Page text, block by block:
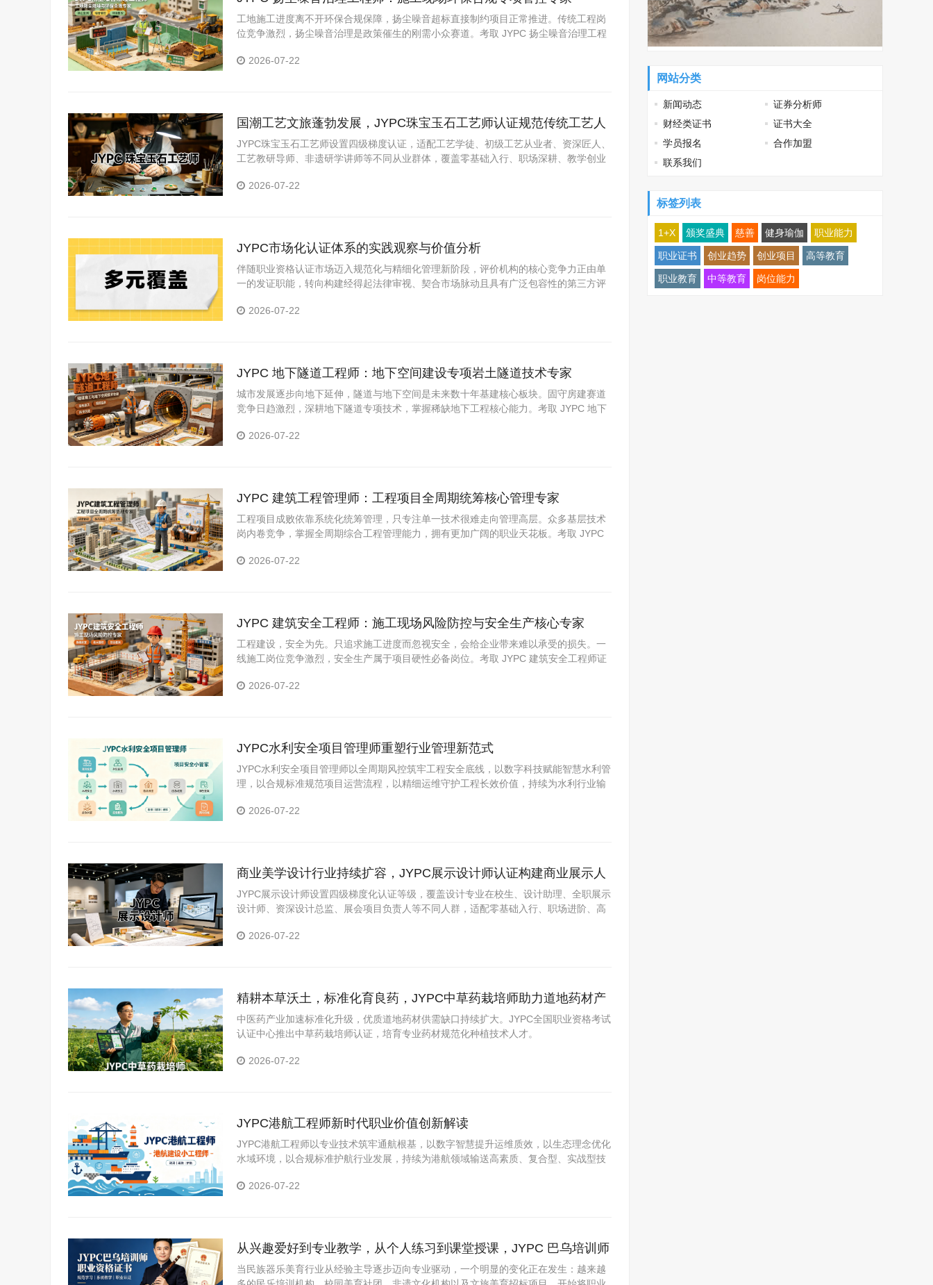
工地施工进度离不开环保合规保障，扬尘噪音超标直接制约项目正常推进。传统工程岗
位竞争激烈，扬尘噪音治理是政策催生的刚需小众赛道。考取 JYPC 扬尘噪音治理工程
拥有稳定的工程环保职业。
2026-07-22
国潮工艺文旅蓬勃发展，JYPC珠宝玉石工艺师认证规范传统工艺人
才职业评价标准
JYPC珠宝玉石工艺师设置四级梯度认证，适配工艺学徒、初级工艺从业者、资深匠人、
工艺教研导师、非遗研学讲师等不同从业群体，覆盖零基础入行、职场深耕、教学创业
2026-07-22
JYPC市场化认证体系的实践观察与价值分析
伴随职业资格认证市场迈入规范化与精细化管理新阶段，评价机构的核心竞争力正由单
一的发证职能，转向构建经得起法律审视、契合市场脉动且具有广泛包容性的第三方评
淀，在持续维护专业标准与恪守服务质量的过程中，确
2026-07-22
JYPC 地下隧道工程师：地下空间建设专项岩土隧道技术专家
城市发展逐步向地下延伸，隧道与地下空间是未来数十年基建核心板块。固守房建赛道
竞争日趋激烈，深耕地下隧道专项技术，掌握稀缺地下工程核心能力。考取 JYPC 地下
有高薪稳定的高端工程技术职业。
2026-07-22
JYPC 建筑工程管理师：工程项目全周期统筹核心管理专家
工程项目成败依靠系统化统筹管理，只专注单一技术很难走向管理高层。众多基层技术
岗内卷竞争，掌握全周期综合工程管理能力，拥有更加广阔的职业天花板。考取 JYPC
目核心管理圈层。
2026-07-22
JYPC 建筑安全工程师：施工现场风险防控与安全生产核心专家
工程建设，安全为先。只追求施工进度而忽视安全，会给企业带来难以承受的损失。一
线施工岗位竞争激烈，安全生产属于项目硬性必备岗位。考取 JYPC 建筑安全工程师证
2026-07-22
JYPC水利安全项目管理师重塑行业管理新范式
JYPC水利安全项目管理师以全周期风控筑牢工程安全底线，以数字科技赋能智慧水利管
理，以合规标准规范项目运营流程，以精细运维守护工程长效价值，持续为水利行业输
效、长效运营，守护江河安澜，赋能民生发展与生态建设
2026-07-22
商业美学设计行业持续扩容，JYPC展示设计师认证构建商业展示人
才标准化评价体系
JYPC展示设计师设置四级梯度化认证等级，覆盖设计专业在校生、设计助理、全职展示
设计师、资深设计总监、展会项目负责人等不同人群，适配零基础入行、职场进阶、高
2026-07-22
精耕本草沃土，标准化育良药，JYPC中草药栽培师助力道地药材产
业振兴
中医药产业加速标准化升级，优质道地药材供需缺口持续扩大。JYPC全国职业资格考试
认证中心推出中草药栽培师认证，培育专业药材规范化种植技术人才。
2026-07-22
JYPC港航工程师新时代职业价值创新解读
JYPC港航工程师以专业技术筑牢通航根基，以数字智慧提升运维质效，以生态理念优化
水域环境，以合规标准护航行业发展，持续为港航领域输送高素质、复合型、实战型技
经济流通、水陆交通提质、流域生态保护保驾护航。
2026-07-22
从兴趣爱好到专业教学，从个人练习到课堂授课，JYPC 巴乌培训师
职业资格证书为你提供更规范的学习路径
当民族器乐美育行业从经验主导逐步迈向专业驱动，一个明显的变化正在发生：越来越
网站分类
新闻动态
证券分析师
财经类证书
证书大全
学员报名
合作加盟
联系我们
标签列表
1+X 颁奖盛典 慈善 健身瑜伽 职业能力
职业证书 创业趋势 创业项目 高等教育
职业教育 中等教育 岗位能力